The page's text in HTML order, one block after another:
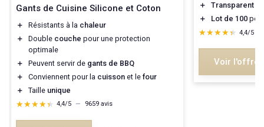
Gants de Cuisine Silicone et Coton
＋ Résistants à la chaleur
＋
Double couche pour une protection
optimale
＋
Peuvent servir de gants de BBQ
＋
Conviennent pour la cuisson et le four
＋
Taille unique
★★★★★
★★★★★ 4,4/5 — 9659 avis
＋
Transparent
＋
Lot de 100
★★★★★
★★★★★ 4,4/5
Voir l'offre